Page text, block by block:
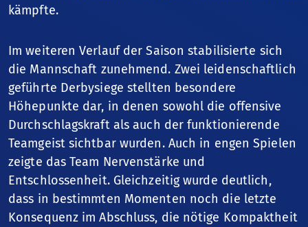
kämpfte.
Im weiteren Verlauf der Saison stabilisierte sich
die Mannschaft zunehmend. Zwei leidenschaftlich
geführte Derbysiege stellten besondere
Höhepunkte dar, in denen sowohl die offensive
Durchschlagskraft als auch der funktionierende
Teamgeist sichtbar wurden. Auch in engen Spielen
zeigte das Team Nervenstärke und
Entschlossenheit. Gleichzeitig wurde deutlich,
dass in bestimmten Momenten noch die letzte
Konsequenz im Abschluss, die nötige Kompaktheit